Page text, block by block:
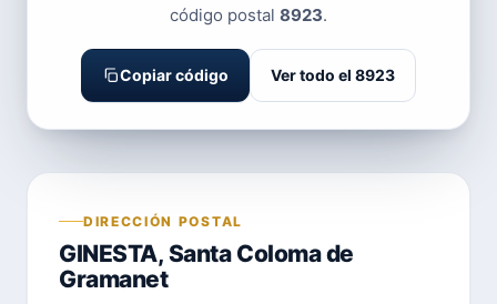
código postal 8923.
Copiar código Ver todo el 8923
DIRECCIÓN POSTAL
GINESTA, Santa Coloma de
Gramanet